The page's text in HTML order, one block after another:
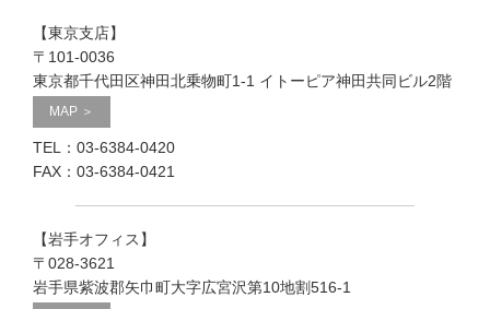
【東京支店】
〒101-0036
東京都千代田区神田北乗物町1-1 イトーピア神田共同ビル2階
MAP ＞
TEL：03-6384-0420
FAX：03-6384-0421
【岩手オフィス】
〒028-3621
岩手県紫波郡矢巾町大字広宮沢第10地割516-1